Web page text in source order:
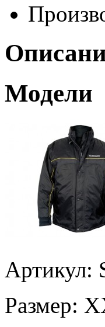
Модели
Артикул:
Размер: